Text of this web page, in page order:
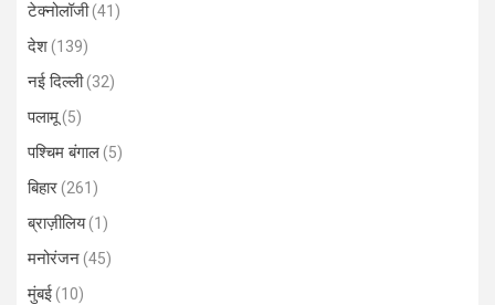
टेक्नोलॉजी(41)
देश(139)
नई दिल्ली(32)
पलामू(5)
पश्चिम बंगाल(5)
बिहार(261)
ब्राज़ीलिय(1)
मनोरंजन(45)
मुंबई(10)